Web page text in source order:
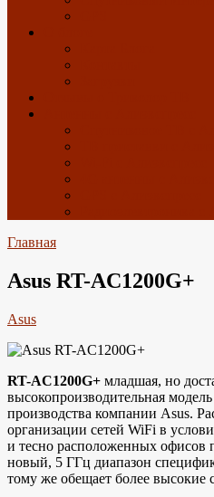
Главная
Asus RT-AC1200G+
Asus
RT-AC1200G+ младшая, но
высокопроизводительная
производства компании Asus.
организации сетей WiFi в
и тесно расположенных офисов
новый, 5 ГГц диапазон
тому же обещает более высокие